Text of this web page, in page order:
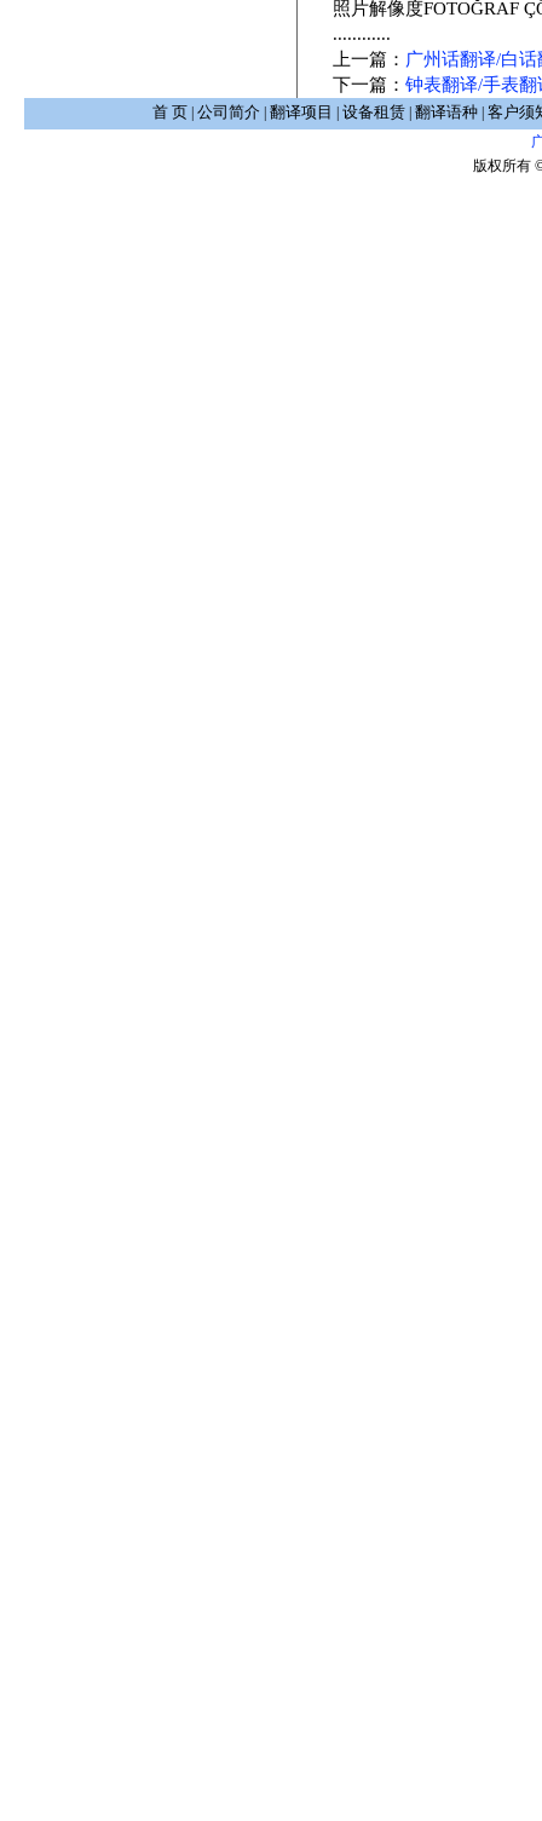
照片解像度FOTOĞRAF
............
上一篇： 广州话翻译/白
下一篇： 钟表翻译/手表
首 页 公司简介| 翻译项目 设备租赁| 翻译语种| 客户须
版权所有